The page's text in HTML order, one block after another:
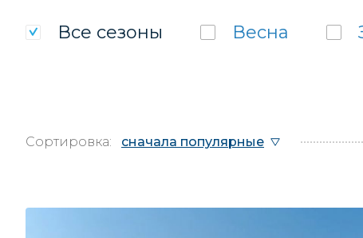
Все сезоны Весна
Сортировка: сначала популярные